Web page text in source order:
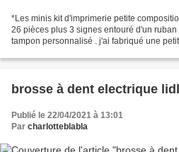
*Les minis kit d'imprimerie petite
26 pièces plus 3 signes entouré d'un
tampon personnalisé . j'ai fabriqué une
brosse à dent electrique lidl
Publié le 22/04/2021 à 13:01
Par charlotteblabla